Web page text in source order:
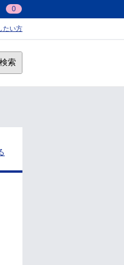
0
たい方
検索